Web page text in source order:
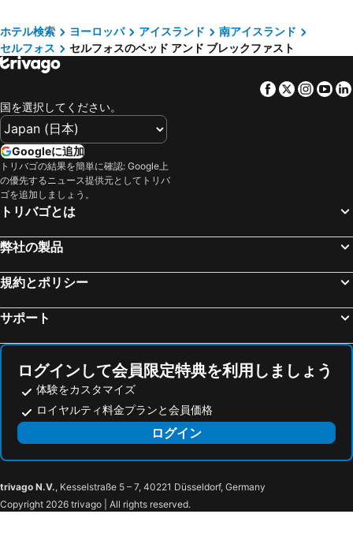
ホテル検索 ヨーロッパ アイスランド
南アイスランド
セルフォス
セルフォスのベッド アンド ブレックファスト
Facebook
Twitter
国を選択してください。
Googleに追加
トリバゴの結果を簡単に確認: Google上
の優先するニュース提供元としてトリバ
ゴを追加しましょう。
トリバゴとは
弊社の製品
規約とポリシー
サポート
ログインして会員限定特典を利用しましょう
体験をカスタマイズ
ロイヤルティ料金プランと会員価格
ログイン
trivago N.V., Kesselstraße 5 – 7, 40221 Düsseldorf, Germany
Copyright 2026 trivago | All rights reserved.